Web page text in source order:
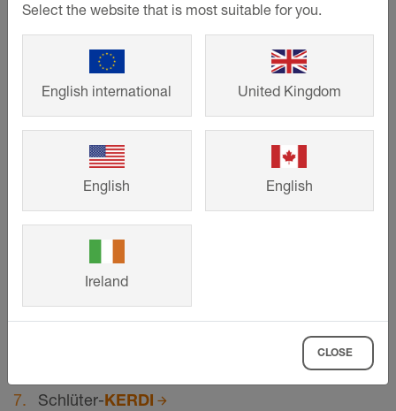
Schnittzeichnung des Wandanschlusses für Balkonaufbau A.8 Lose
Verlegung auf TROBA in Kies oder Splitt
Betonkragplatte
Bauwerksabdichtung gemäß DIN 18531
Schlüter-TROBA
Großformatige selbsttragende Platten
Schlüter-KERDI
Select the website that is most suitable for you.
English international United Kingdom
English English
Ireland
CLOSE